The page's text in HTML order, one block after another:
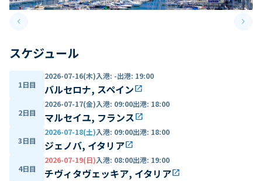
keyboard_arrow_leftPrevious slide keyboard_arrow_right
スケジュール
1日目
2026-07-16(木)入港: -出港: 19:00
バルセロナ, スペインopen_in_new
2日目
2026-07-17(金)入港: 09:00出港: 18:00
マルセイユ, フランスopen_in_new
3日目
2026-07-18(土)入港: 09:00出港: 18:00
ジェノバ, イタリアopen_in_new
4日目
2026-07-19(日)入港: 08:00出港: 19:00
チヴィタヴェッキア, イタリアopen_in_new